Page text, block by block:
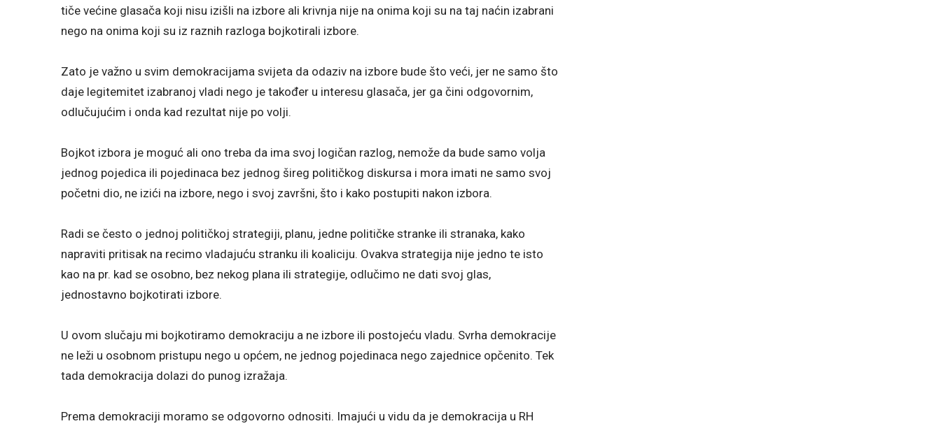
tiče većine glasača koji nisu izišli na izbore ali krivnja nije na onima koji su na taj naćin izabrani
nego na onima koji su iz raznih razloga bojkotirali izbore.
Zato je važno u svim demokracijama svijeta da odaziv na izbore bude što veći, jer ne samo što
daje legitemitet izabranoj vladi nego je također u interesu glasača, jer ga čini odgovornim,
odlučujućim i onda kad rezultat nije po volji.
Bojkot izbora je moguć ali ono treba da ima svoj logičan razlog, nemože da bude samo volja
jednog pojedica ili pojedinaca bez jednog šireg političkog diskursa i mora imati ne samo svoj
početni dio, ne izići na izbore, nego i svoj završni, što i kako postupiti nakon izbora.
Radi se često o jednoj političkoj strategiji, planu, jedne političke stranke ili stranaka, kako
napraviti pritisak na recimo vladajuću stranku ili koaliciju. Ovakva strategija nije jedno te isto
kao na pr. kad se osobno, bez nekog plana ili strategije, odlučimo ne dati svoj glas,
jednostavno bojkotirati izbore.
U ovom slučaju mi bojkotiramo demokraciju a ne izbore ili postojeću vladu. Svrha demokracije
ne leži u osobnom pristupu nego u općem, ne jednog pojedinaca nego zajednice opčenito. Tek
tada demokracija dolazi do punog izražaja.
Prema demokraciji moramo se odgovorno odnositi. Imajući u vidu da je demokracija u RH